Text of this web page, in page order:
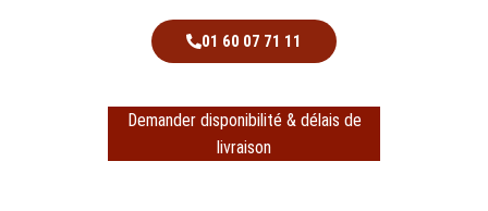
01 60 07 71 11
Demander disponibilité & délais de
livraison